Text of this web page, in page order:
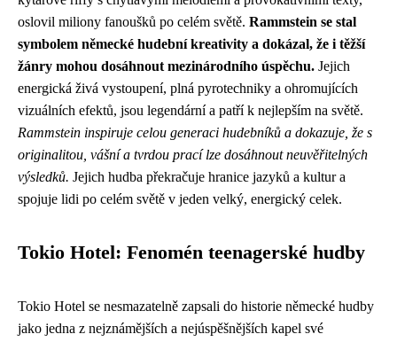
oslovil miliony fanoušků po celém světě. Rammstein se stal
symbolem německé hudební kreativity a dokázal, že i těžší
žánry mohou dosáhnout mezinárodního úspěchu. Jejich
energická živá vystoupení, plná pyrotechniky a ohromujících
vizuálních efektů, jsou legendární a patří k nejlepším na světě.
Rammstein inspiruje celou generaci hudebníků a dokazuje, že s
originalitou, vášní a tvrdou prací lze dosáhnout neuvěřitelných
výsledků. Jejich hudba překračuje hranice jazyků a kultur a
spojuje lidi po celém světě v jeden velký, energický celek.
Tokio Hotel: Fenomén teenagerské hudby
Tokio Hotel se nesmazatelně zapsali do historie německé hudby
jako jedna z nejznámějších a nejúspěšnějších kapel své